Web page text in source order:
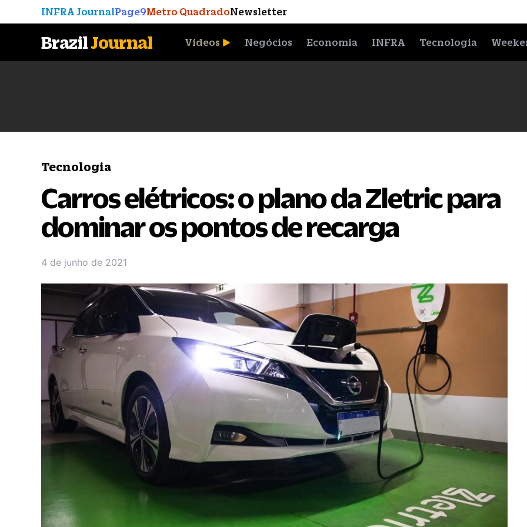
INFRA JournalPage9Metro QuadradoNewsletter
BrazilJournal Vídeos Negócios Economia INFRA Tecnologia
Tecnologia
Carros elétricos: o plano da Zletric para
dominar os pontos de recarga
4 de junho de 2021